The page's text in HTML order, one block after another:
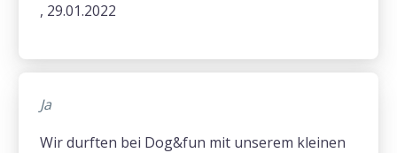
, 29.01.2022
Ja
Wir durften bei Dog&fun mit unserem kleinen